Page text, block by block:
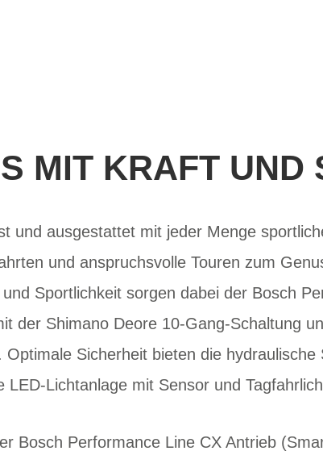
MIT KRAFT UND
und ausgestattet mit jeder Menge
und anspruchsvolle Touren zum
Sportlichkeit sorgen dabei der Bosch
der Shimano Deore 10-Gang-Schaltung
Optimale Sicherheit bieten die
LED-Lichtanlage mit Sensor und
Bosch Performance Line CX Antrieb